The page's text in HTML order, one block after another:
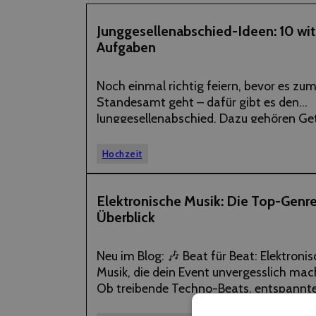
17
APRIL
Junggesellenabschied-Ideen: 10
Aufgaben
Noch einmal richtig feiern, bevor es zum
Standesamt geht – dafür gibt es den
Junggesellenabschied. Dazu gehören
auch in einem witzigen Kostüm, die der
Hochzeit
29
DEZEMBER
Elektronische Musik: Die Top-
Überblick
Neu im Blog: 🎶 Beat für Beat:
Musik, die dein Event unvergesslich
Ob treibende Techno-Beats,
oder energiegeladener EDM –